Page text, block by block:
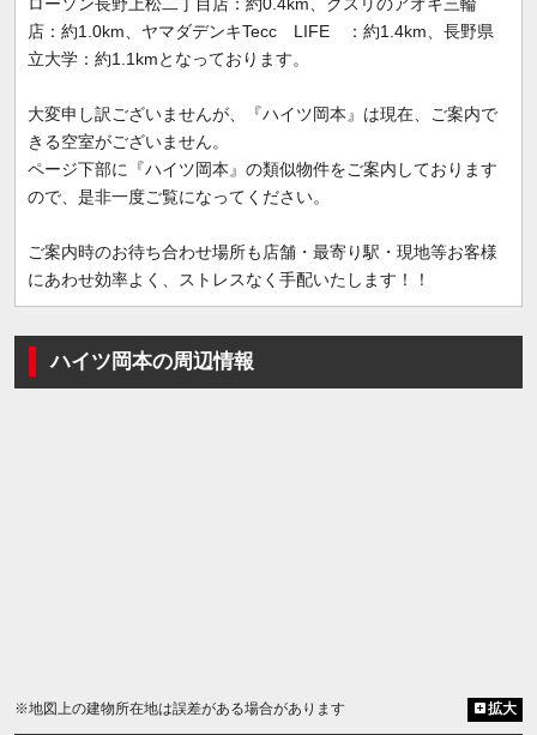
店：約1.0km、ヤマダデンキTecc LIFE ：約1.4km、長野県
立大学：約1.1kmとなっております。
大変申し訳ございませんが、『ハイツ岡本』は現在、ご案内で
きる空室がございません。
ページ下部に『ハイツ岡本』の類似物件をご案内しております
ので、是非一度ご覧になってください。
ご案内時のお待ち合わせ場所も店舗・最寄り駅・現地等お客様
にあわせ効率よく、ストレスなく手配いたします！！
ハイツ岡本の周辺情報
※地図上の建物所在地は誤差がある場合があります 拡大